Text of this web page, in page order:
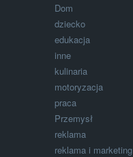
Dom
dziecko
edukacja
inne
kulinaria
motoryzacja
praca
Przemysł
reklama
reklama i marketing